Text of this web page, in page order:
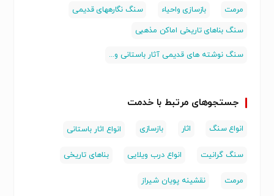
مرمت بازسازی واحیاء
سنگ نگارههای قدیمی
سنگ بناهای تاریخی اماکن مذهبی
سنگ نوشته های قدیمی آثار باستانی و...
جستجوهای مرتبط با خدمت
انواع سنگ اثار بازسازی انواع اثار باستانی
سنگ گرانیت انواع درب ویلایی بناهای تاریخی
مرمت نقشینه پویان شیراز